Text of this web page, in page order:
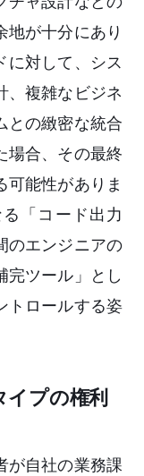
地が十分にあり
に対して、シス
、複雑なビジネ
との緻密な統合
場合、その最終
可能性がありま
「コード出力
のエンジニアの
完ツール」とし
トロールする姿
プの権利
が自社の業務課